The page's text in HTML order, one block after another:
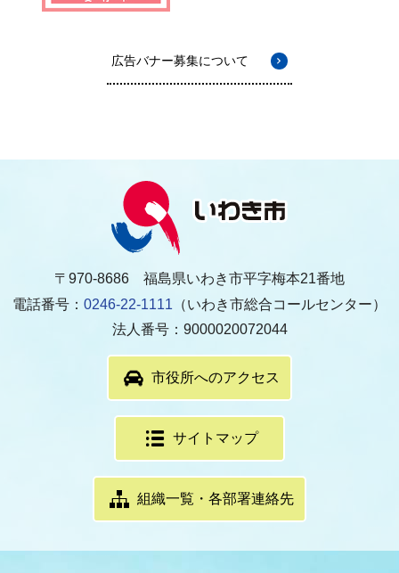
広告バナー募集について
〒970-8686 福島県いわき市平字梅本21番地
電話番号： 0246-22-1111 （いわき市総合コールセンター）
法人番号：9000020072044
市役所へのアクセス
サイトマップ
組織一覧・各部署連絡先